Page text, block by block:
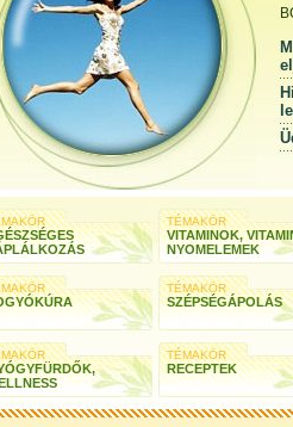
TÉMAKÖR
VITAMINOK,
NYOMELEMEK
TÉMAKÖR
SZÉPSÉGÁPOLÁS
TÉMAKÖR
RECEPTEK